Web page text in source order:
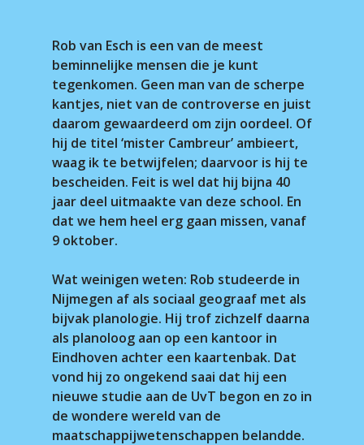
Rob van Esch is een van de meest
beminnelijke mensen die je kunt
tegenkomen. Geen man van de scherpe
kantjes, niet van de controverse en juist
daarom gewaardeerd om zijn oordeel. Of
hij de titel ‘mister Cambreur’ ambieert,
waag ik te betwijfelen; daarvoor is hij te
bescheiden. Feit is wel dat hij bijna 40
jaar deel uitmaakte van deze school. En
dat we hem heel erg gaan missen, vanaf
9 oktober.
Wat weinigen weten: Rob studeerde in
Nijmegen af als sociaal geograaf met als
bijvak planologie. Hij trof zichzelf daarna
als planoloog aan op een kantoor in
Eindhoven achter een kaartenbak. Dat
vond hij zo ongekend saai dat hij een
nieuwe studie aan de UvT begon en zo in
de wondere wereld van de
maatschappijwetenschappen belandde.